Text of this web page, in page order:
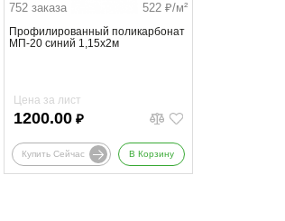
522 ₽/м²
752 заказа
Профилированный поликарбонат
МП-20 синий 1,15х2м
Цена за лист
1200.00 ₽
Купить Сейчас В Корзину